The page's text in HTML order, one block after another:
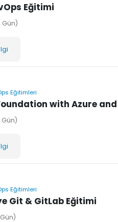
Eğitimi
Eğitimleri
with Azure
Eğitimleri
Git & GitLab Eğitimi